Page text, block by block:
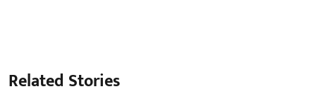
Related Stories